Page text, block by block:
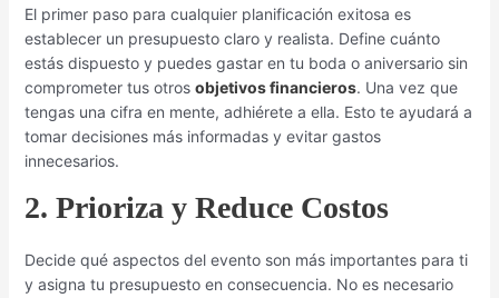
El primer paso para cualquier planificación exitosa es
establecer un presupuesto claro y realista. Define cuánto
estás dispuesto y puedes gastar en tu boda o aniversario sin
comprometer tus otros objetivos financieros. Una vez que
tengas una cifra en mente, adhiérete a ella. Esto te ayudará a
tomar decisiones más informadas y evitar gastos
innecesarios.
2. Prioriza y Reduce Costos
Decide qué aspectos del evento son más importantes para ti
y asigna tu presupuesto en consecuencia. No es necesario